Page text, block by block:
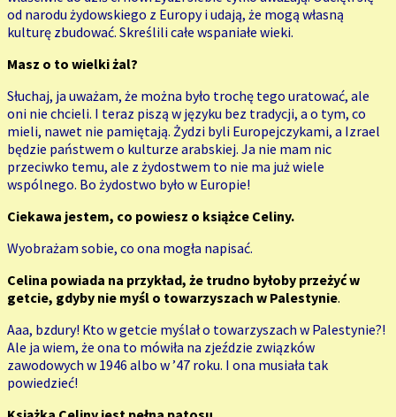
od narodu żydowskiego z Europy i udają, że mogą własną
kulturę zbudować. Skreślili całe wspaniałe wieki.
Masz o to wielki żal?
Słuchaj, ja uważam, że można było trochę tego uratować, ale
oni nie chcieli. I teraz piszą w języku bez tradycji, a o tym, co
mieli, nawet nie pamiętają. Żydzi byli Europejczykami, a Izrael
będzie państwem o kulturze arabskiej. Ja nie mam nic
przeciwko temu, ale z żydostwem to nie ma już wiele
wspólnego. Bo żydostwo było w Europie!
Ciekawa jestem, co powiesz o książce Celiny.
Wyobrażam sobie, co ona mogła napisać.
Celina powiada na przykład, że trudno byłoby przeżyć w
getcie, gdyby nie myśl o towarzyszach w Palestynie.
Aaa, bzdury! Kto w getcie myślał o towarzyszach w Palestynie?!
Ale ja wiem, że ona to mówiła na zjeździe związków
zawodowych w 1946 albo w ’47 roku. I ona musiała tak
powiedzieć!